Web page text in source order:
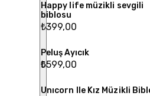
Happy life müzikli sevgili
biblosu
₺399,00
Peluş Ayıcık
₺599,00
Unıcorn Ile Kız Müzikli